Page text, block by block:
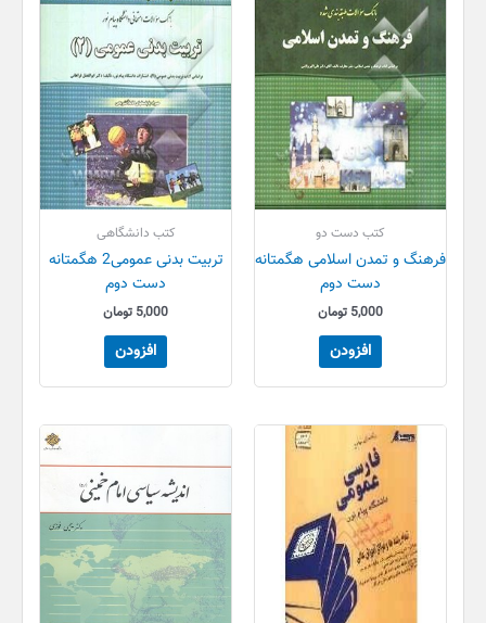
کتب دست دو
فرهنگ و تمدن اسلامی هگمتانه
دست دوم
5,000 تومان
افزودن
کتب دانشگاهی
تربیت بدنی عمومی2 هگمتانه
دست دوم
5,000 تومان
افزودن